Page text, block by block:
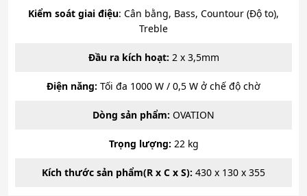
Kiểm soát giai điệu: Cân bằng, Bass, Countour (Độ to),
Treble
Đầu ra kích hoạt: 2 x 3,5mm
Điện năng: Tối đa 1000 W / 0,5 W ở chế độ chờ
Dòng sản phẩm: OVATION
Trọng lượng: 22 kg
Kích thước sản phẩm(R x C x S): 430 x 130 x 355